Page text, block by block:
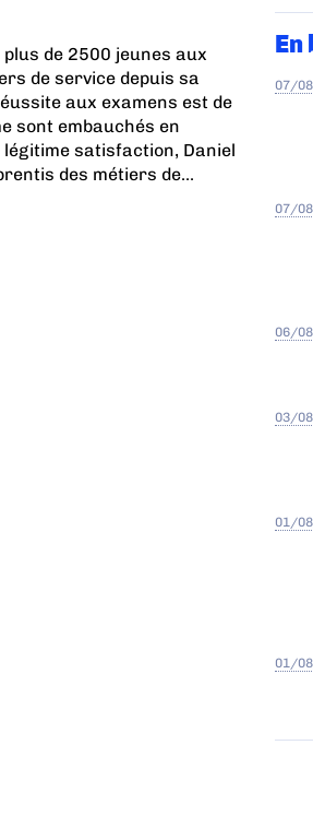
plus de 2500 jeunes aux
de service depuis sa
aux examens est de
sont embauchés en
satisfaction, Daniel
des métiers de...
En
07/
07/
06/
03/
01/
01/